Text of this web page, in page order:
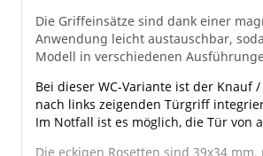
Die Griffeinsätze sind dank einer
Anwendung leicht austauschbar,
Modell in verschiedenen
Bei dieser WC-Variante ist der Knauf
nach links zeigenden Türgriff
Im Notfall ist es möglich, die Tür von
Die eckigen Rosetten sind 39x34